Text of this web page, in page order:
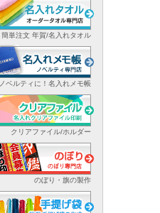
簡単注文 年賀/名入れタオル
ノベルティに！名入れメモ帳
クリアファイル/ホルダー
のぼり・旗の製作